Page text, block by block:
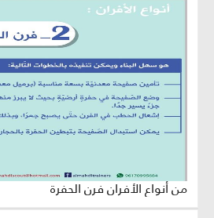
من أنواع الأفران فرن الحفرة